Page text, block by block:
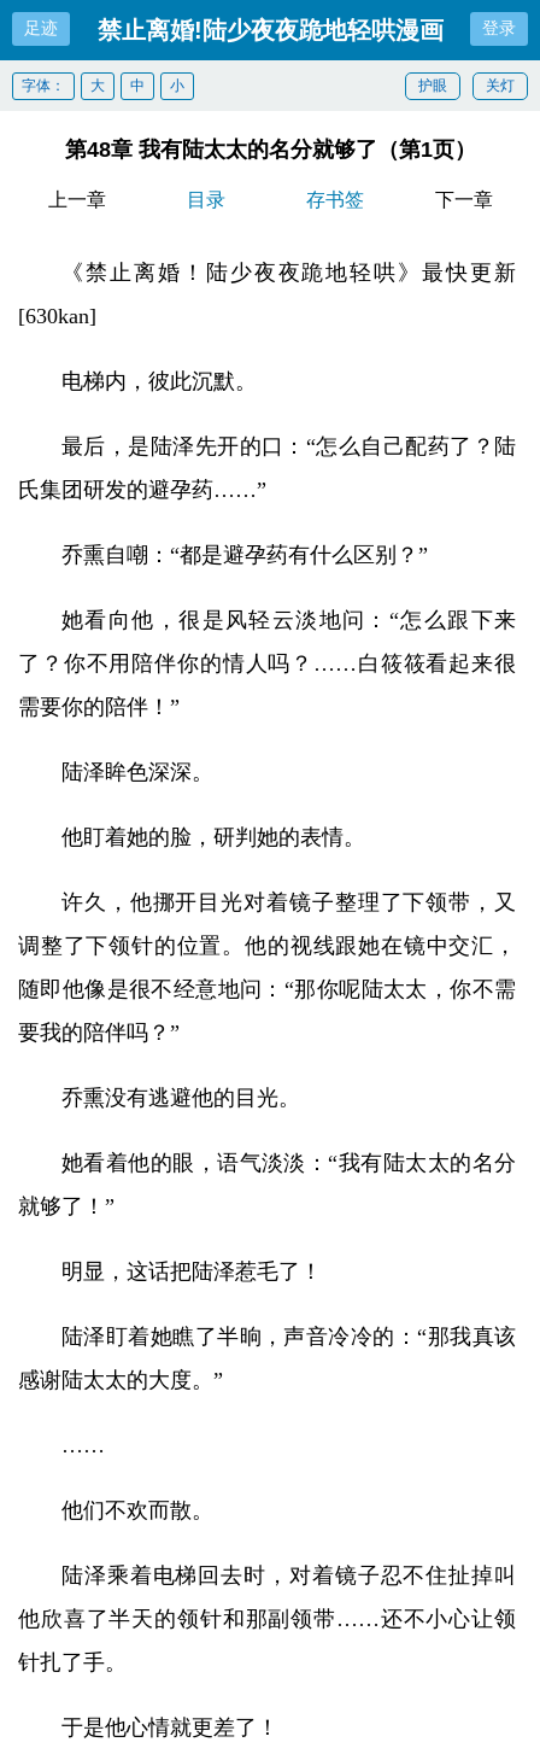
足迹 禁止离婚!陆少夜夜跪地轻哄漫画 登录
关灯
护眼
字体： 大 中 小
第48章 我有陆太太的名分就够了（第1页）
上一章 目录 存书签 下一章
《禁止离婚！陆少夜夜跪地轻哄》最快更新
[630kan]
电梯内，彼此沉默。
最后，是陆泽先开的口：“怎么自己配药了？陆
氏集团研发的避孕药……”
乔熏自嘲：“都是避孕药有什么区别？”
她看向他，很是风轻云淡地问：“怎么跟下来
了？你不用陪伴你的情人吗？……白筱筱看起来很
需要你的陪伴！”
陆泽眸色深深。
他盯着她的脸，研判她的表情。
许久，他挪开目光对着镜子整理了下领带，又
调整了下领针的位置。他的视线跟她在镜中交汇，
随即他像是很不经意地问：“那你呢陆太太，你不需
要我的陪伴吗？”
乔熏没有逃避他的目光。
她看着他的眼，语气淡淡：“我有陆太太的名分
就够了！”
明显，这话把陆泽惹毛了！
陆泽盯着她瞧了半晌，声音冷冷的：“那我真该
感谢陆太太的大度。”
……
他们不欢而散。
陆泽乘着电梯回去时，对着镜子忍不住扯掉叫
他欣喜了半天的领针和那副领带……还不小心让领
针扎了手。
于是他心情就更差了！